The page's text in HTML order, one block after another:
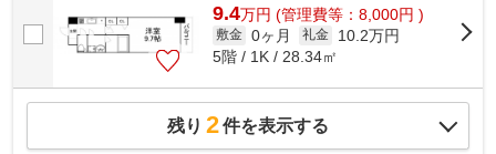
9.4万円 (管理費等：8,000円 )
敷金 0ヶ月 礼金
10.2万円
5階 / 1K / 28.34㎡
残り 2件を表示する